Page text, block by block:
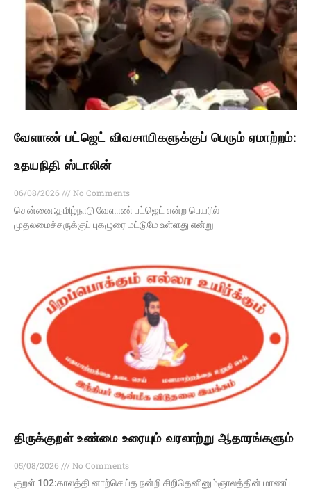
வேளாண் பட்ஜெட் விவசாயிகளுக்குப் பெரும் ஏமாற்றம்:
உதயநிதி ஸ்டாலின்
06/08/2026
No Comments
சென்னை:தமிழ்நாடு வேளாண் பட்ஜெட் என்ற பெயரில்
முதலமைச்சருக்குப் புகழுரை மட்டுமே உள்ளது என்று
திருக்குறள் உண்மை உரையும் வரலாற்று ஆதாரங்களும்
05/08/2026
No Comments
குறள் 102:காலத்தி னாற்செய்த நன்றி சிறிதெனினும்ஞாலத்தின் மாணப்